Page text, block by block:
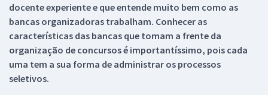
docente experiente e que entende muito bem como as
bancas organizadoras trabalham. Conhecer as
características das bancas que tomam a frente da
organização de concursos é importantíssimo, pois cada
uma tem a sua forma de administrar os processos
seletivos.